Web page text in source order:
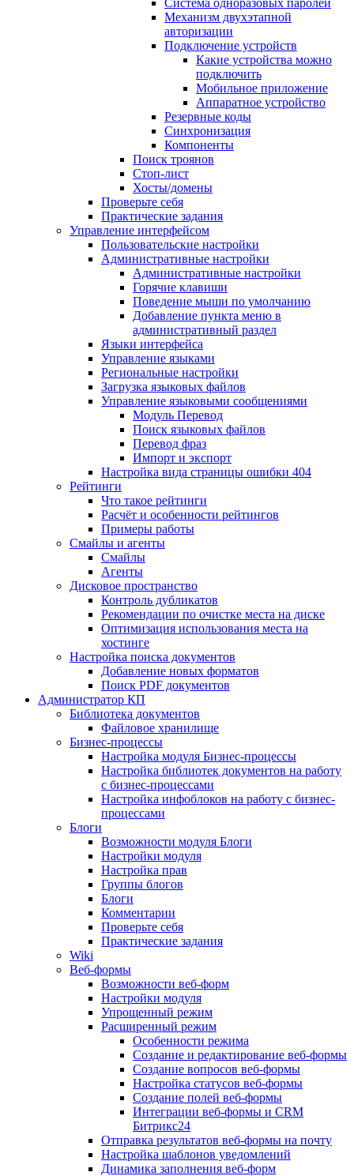
Система одноразовых паролей
Механизм двухэтапной
авторизации
Подключение устройств
Какие устройства можно
подключить
Мобильное приложение
Аппаратное устройство
Резервные коды
Синхронизация
Компоненты
Поиск троянов
Стоп-лист
Хосты/домены
Проверьте себя
Практические задания
Управление интерфейсом
Пользовательские настройки
Административные настройки
Административные настройки
Горячие клавиши
Поведение мыши по умолчанию
Добавление пункта меню в
административный раздел
Языки интерфейса
Управление языками
Региональные настройки
Загрузка языковых файлов
Управление языковыми сообщениями
Mодуль Перевод
Поиск языковых файлов
Перевод фраз
Импорт и экспорт
Настройка вида страницы ошибки 404
Рейтинги
Что такое рейтинги
Расчёт и особенности рейтингов
Примеры работы
Смайлы и агенты
Смайлы
Агенты
Дисковое пространство
Контроль дубликатов
Рекомендации по очистке места на диске
Оптимизация использования места на
хостинге
Настройка поиска документов
Добавление новых форматов
Поиск PDF документов
Администратор КП
Библиотека документов
Файловое хранилище
Бизнес-процессы
Настройка модуля Бизнес-процессы
Настройка библиотек документов на работу
с бизнес-процессами
Настройка инфоблоков на работу с бизнес-
процессами
Блоги
Возможности модуля Блоги
Настройки модуля
Настройка прав
Группы блогов
Блоги
Комментарии
Проверьте себя
Практические задания
Wiki
Веб-формы
Возможности веб-форм
Настройки модуля
Упрощенный режим
Расширенный режим
Особенности режима
Создание и редактирование веб-формы
Создание вопросов веб-формы
Настройка статусов веб-формы
Создание полей веб-формы
Интеграции веб-формы и CRM
Битрикс24
Отправка результатов веб-формы на почту
Настройка шаблонов уведомлений
Динамика заполнения веб-форм